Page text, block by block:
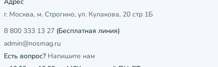
Адрес
г. Москва, м. Строгино, ул. Кулакова, 20 стр 1Б
8 800 333 13 27 (Бесплатная линия)
admin@nosmag.ru
Есть вопрос? Напишите нам